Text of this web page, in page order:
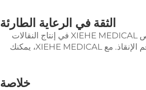
الثقة في الرعاية الطارئة
في المواقف الطبية الطارئة، يكون الأداة المناسبة أمرًا حيويًا. تخصص XIEHE MEDICAL في إنتاج النقالات
القوية بشكل احترافي. إنهم يقدمون منتجات ذات جودة عالية لطواقم الإنقاذ. مع XIEHE MEDICAL، يمكنك
خلاصة